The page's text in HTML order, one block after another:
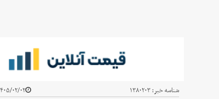
شناسه خبر:۱۳۸۰۲۰۳ ۱۴۰۵/۰۲/۰۲ -